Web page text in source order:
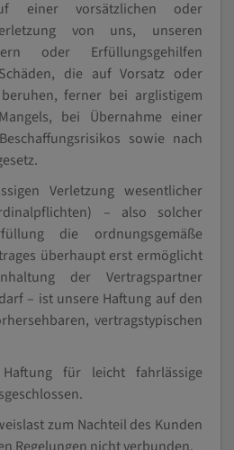
einer vorsätzlichen oder
von uns, unseren
oder Erfüllungsgehilfen
die auf Vorsatz oder
ferner bei arglistigem
bei Übernahme einer
sowie nach
Verletzung wesentlicher
– also solcher
die ordnungsgemäße
überhaupt erst ermöglicht
der Vertragspartner
– ist unsere Haftung auf den
vertragstypischen
für leicht fahrlässige
zum Nachteil des Kunden